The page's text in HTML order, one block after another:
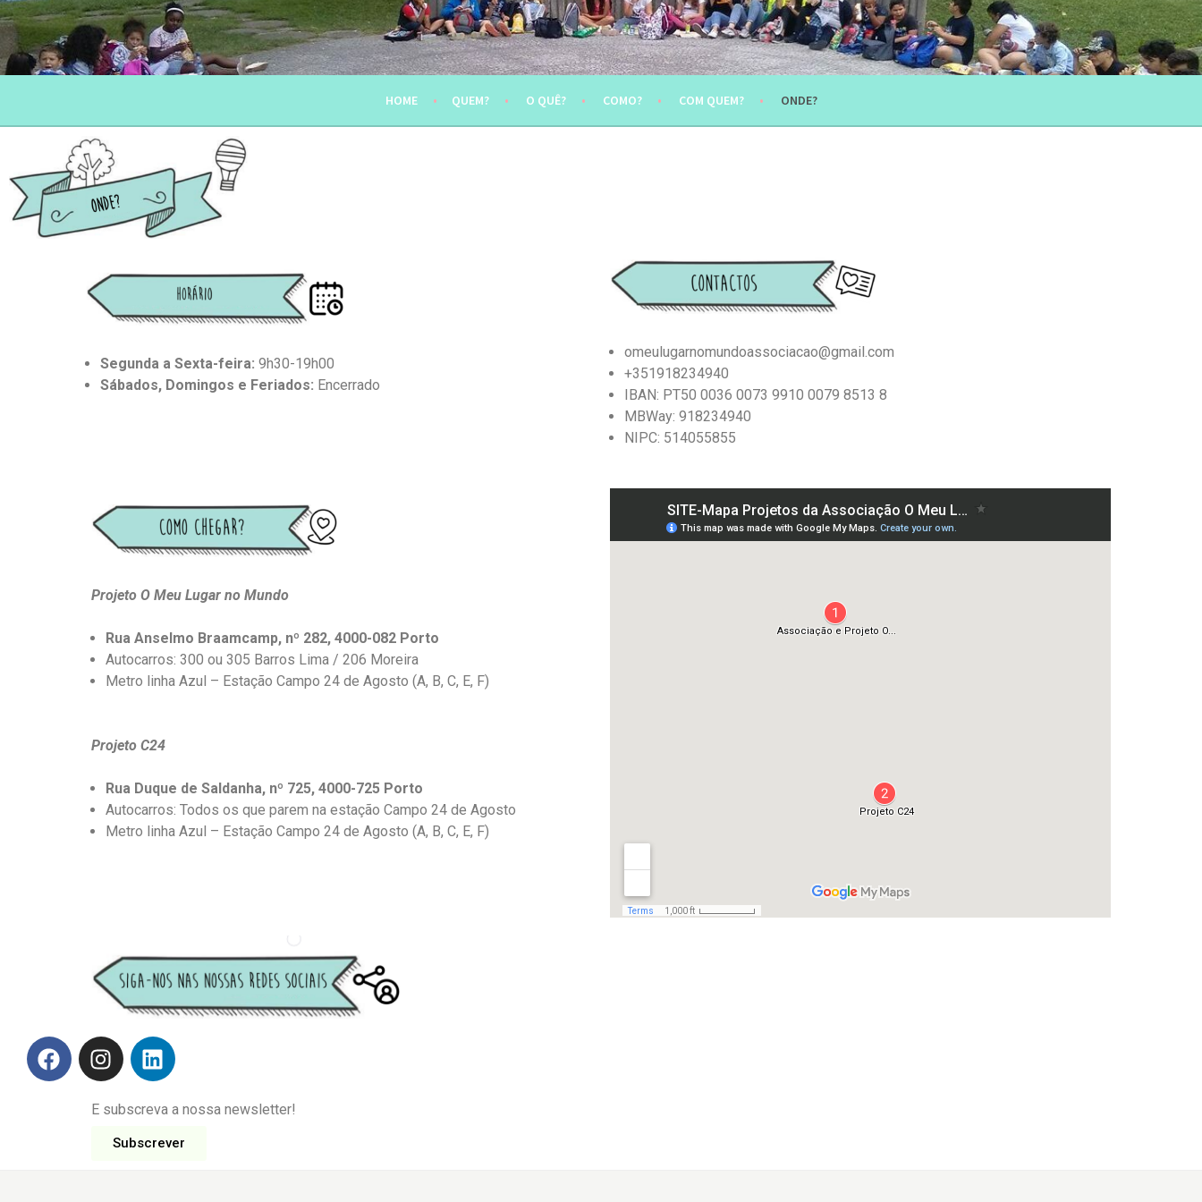
ASSOCIAÇÃO O MEU LUGAR NO MUNDO
HOME QUEM? O QUÊ? COMO? COM QUEM? ONDE?
Segunda a Sexta-feira: 9h30-19h00
Sábados, Domingos e Feriados: Encerrado
omeulugarnomundoassociacao@gmail.com
+351918234940
IBAN: PT50 0036 0073 9910 0079 8513 8
MBWay: 918234940
NIPC: 514055855
Projeto O Meu Lugar no Mundo
Rua Anselmo Braamcamp, nº 282, 4000-082 Porto
Autocarros: 300 ou 305 Barros Lima / 206 Moreira
Metro linha Azul – Estação Campo 24 de Agosto (A, B, C, E, F)
Projeto C24
Rua Duque de Saldanha, nº 725, 4000-725 Porto
Autocarros: Todos os que parem na estação Campo 24 de Agosto
Metro linha Azul – Estação Campo 24 de Agosto (A, B, C, E, F)
E subscreva a nossa newsletter!
Subscrever